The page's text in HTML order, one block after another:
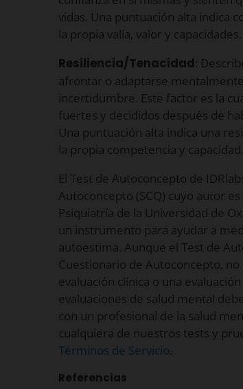
vidas. Una puntuación alta indica
la propia valía, valor y capacidades.
Resiliencia/Tenacidad:
afrontar o adaptarse
incertidumbre. Este factor es la
fuertes y decididos después de
Una puntuación alta indica una
la propia competencia y capacidad.
El Test de Autoconcepto de
Autoconcepto (SCQ) cuyo autor
Psiquiatría de la Universidad de
un instrumento para ayudar a
autoestima. Aunque el Test de
Cuestionario de Autoconcepto,
evaluación clínica o una
evaluaciones de salud mental
con un profesional de la salud
cualquiera de nuestros tests y
Términos de Servicio.
Referencias